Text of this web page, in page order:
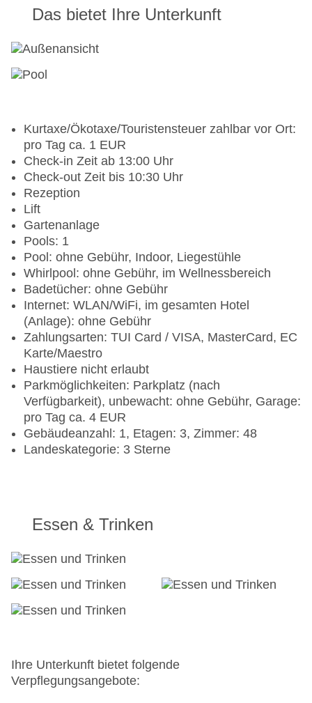
Das bietet Ihre Unterkunft
Kurtaxe/Ökotaxe/Touristensteuer zahlbar vor Ort:
pro Tag ca. 1 EUR
Check-in Zeit ab 13:00 Uhr
Check-out Zeit bis 10:30 Uhr
Rezeption
Lift
Gartenanlage
Pools: 1
Pool: ohne Gebühr, Indoor, Liegestühle
Whirlpool: ohne Gebühr, im Wellnessbereich
Badetücher: ohne Gebühr
Internet: WLAN/WiFi, im gesamten Hotel
(Anlage): ohne Gebühr
Zahlungsarten: TUI Card / VISA, MasterCard, EC
Karte/Maestro
Haustiere nicht erlaubt
Parkmöglichkeiten: Parkplatz (nach
Verfügbarkeit), unbewacht: ohne Gebühr, Garage:
pro Tag ca. 4 EUR
Gebäudeanzahl: 1, Etagen: 3, Zimmer: 48
Landeskategorie: 3 Sterne
Essen & Trinken
Ihre Unterkunft bietet folgende
Verpflegungsangebote: